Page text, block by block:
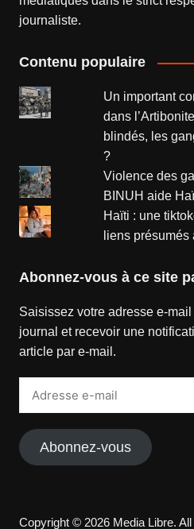
journaliste.
Contenu populaire
Un important
dans
blindés, les
?
Violence des
BINUH aide
Haïti : une
liens
Abonnez-vous à ce site
Saisissez votre adresse e-
journal et recevoir une
article par e-mail.
Abonnez-vous
Copyright © 2026 Media Libre.